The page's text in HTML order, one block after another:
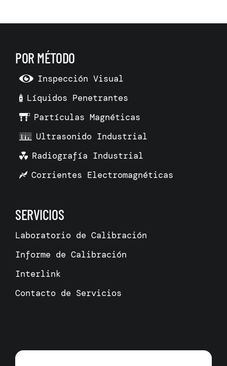
POR MÉTODO
Inspección Visual
Líquidos Penetrantes
Partículas Magnéticas
Ultrasonido Industrial
Radiografía Industrial
Corrientes Electromagnéticas
SERVICIOS
Laboratorio de Calibración
Informe de Calibración
Interlink
Contacto de Servicios